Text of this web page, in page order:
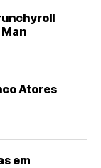
Atores
em